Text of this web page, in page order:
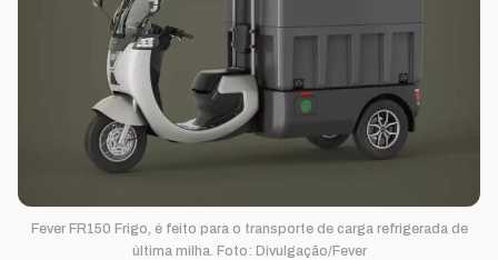
Fever FR150 Frigo, é feito para o transporte de carga refrigerada de
última milha. Foto: Divulgação/Fever